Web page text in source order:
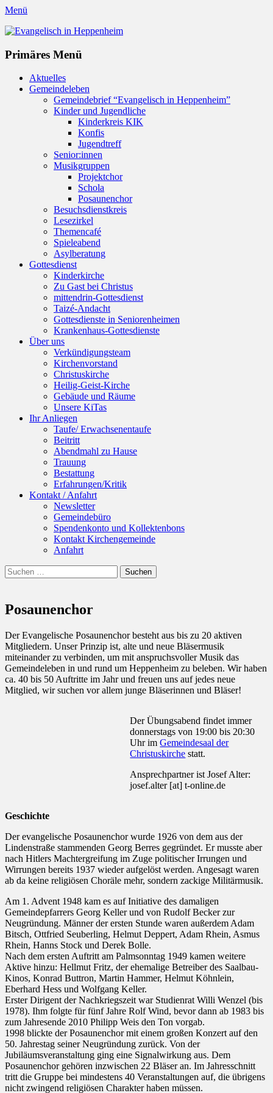
Menü
Evangelisch in Heppenheim
Primäres Menü
Zum
Inhalt
Aktuelles
Gemeindeleben
Gemeindebrief “Evangelisch in Heppenheim”
Kinder und Jugendliche
Kinderkreis KIK
Konfis
Jugendtreff
Senior:innen
Musikgruppen
Projektchor
Schola
Posaunenchor
Besuchsdienstkreis
Lesezirkel
Themencafé
Spieleabend
Asylberatung
Gottesdienst
Kinderkirche
Zu Gast bei Christus
mittendrin-Gottesdienst
Taizé-Andacht
Gottesdienste in Seniorenheimen
Krankenhaus-Gottesdienste
Über uns
Verkündigungsteam
Kirchenvorstand
Christuskirche
Heilig-Geist-Kirche
Gebäude und Räume
Unsere KiTas
Ihr Anliegen
Taufe/ Erwachsenentaufe
Beitritt
Abendmahl zu Hause
Trauung
Bestattung
Erfahrungen/Kritik
Kontakt / Anfahrt
Newsletter
Gemeindebüro
Spendenkonto und Kollektenbons
Kontakt Kirchengemeinde
Anfahrt
Suchen
Suchen
nach:
Posaunenchor
Der Evangelische Posaunenchor besteht aus bis zu 20 aktiven
Mitgliedern. Unser Prinzip ist, alte und neue Bläsermusik
miteinander zu verbinden, um mit anspruchsvoller Musik das
Gemeindeleben in und rund um Heppenheim zu beleben. Wir haben
ca. 40 bis 50 Auftritte im Jahr und freuen uns auf jedes neue
Mitglied, wir suchen vor allem junge Bläserinnen und Bläser!
Der Übungsabend findet immer
donnerstags von 19:00 bis 20:30
Uhr imGemeindesaal der
Christuskirche statt.
Ansprechpartner ist Josef Alter:
josef.alter [at] t-online.de
Geschichte
Der evangelische Posaunenchor wurde 1926 von dem aus der
Lindenstraße stammenden Georg Berres gegründet. Er musste aber
nach Hitlers Machtergreifung im Zuge politischer Irrungen und
Wirrungen bereits 1937 wieder aufgelöst werden. Angesagt waren
ab da keine religiösen Choräle mehr, sondern zackige Militärmusik.
Am 1. Advent 1948 kam es auf Initiative des damaligen
Gemeindepfarrers Georg Keller und von Rudolf Becker zur
Neugründung. Männer der ersten Stunde waren außerdem Adam
Bitsch, Ottfried Seuberling, Helmut Deppert, Adam Rhein, Asmus
Rhein, Hanns Stock und Derek Bolle.
Nach dem ersten Auftritt am Palmsonntag 1949 kamen weitere
Aktive hinzu: Hellmut Fritz, der ehemalige Betreiber des Saalbau-
Kinos, Konrad Buttron, Martin Hammer, Helmut Köhnlein,
Eberhard Hess und Wolfgang Keller.
Erster Dirigent der Nachkriegszeit war Studienrat Willi Wenzel (bis
1978). Ihm folgte für fünf Jahre Rolf Wind, bevor dann ab 1983 bis
zum Jahresende 2010 Philipp Weis den Ton vorgab.
1998 blickte der Posaunenchor mit einem großen Konzert auf den
50. Jahrestag seiner Neugründung zurück. Von der
Jubiläumsveranstaltung ging eine Signalwirkung aus. Dem
Posaunenchor gehören inzwischen 22 Bläser an. Im Jahresschnitt
tritt die Gruppe bei mindestens 40 Veranstaltungen auf, die übrigens
nicht zwingend religiösen Charakter haben müssen.